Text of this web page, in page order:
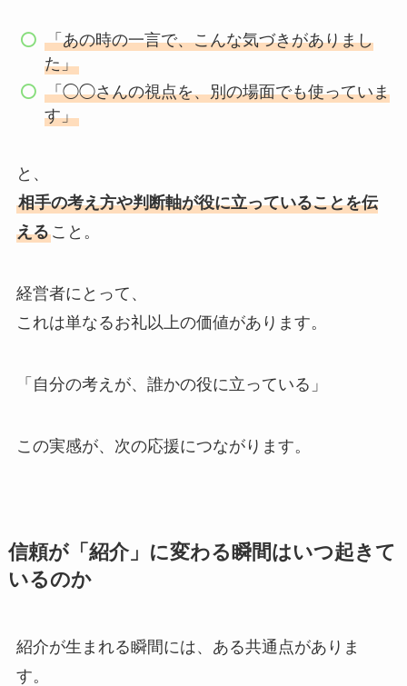
「あの時の一言で、こんな気づきがありまし
た」
「◯◯さんの視点を、別の場面でも使っていま
す」
と、
相手の考え方や判断軸が役に立っていることを伝
えること。
経営者にとって、
これは単なるお礼以上の価値があります。
「自分の考えが、誰かの役に立っている」
この実感が、次の応援につながります。
信頼が「紹介」に変わる瞬間はいつ起きて
いるのか
紹介が生まれる瞬間には、ある共通点がありま
す。